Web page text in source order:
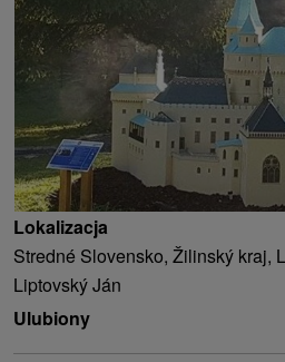
Lokalizacja
Stredné Slovensko, Žilinský kraj,
Liptovský Ján
Ulubiony